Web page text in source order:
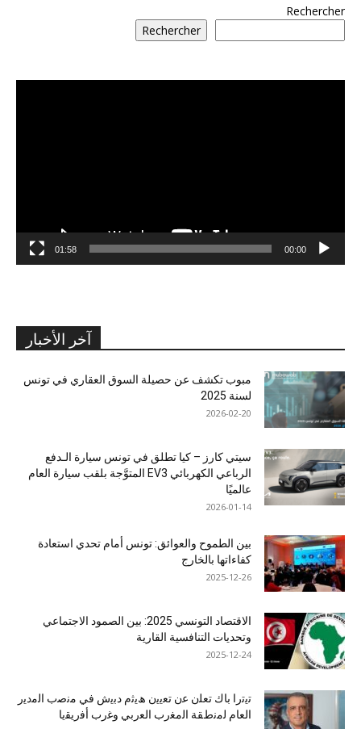
Rechercher
Rechercher
00:00
01:58
آخر الأخبار
مبوب تكشف عن حصيلة السوق العقاري في تونس
لسنة 2025
2026-02-20
سيتي كارز – كيا تطلق في تونس سيارة الـدفع
الرباعي الكهربائي EV3 المتوَّجة بلقب سيارة العام
عالميًا
2026-01-14
بين الطموح والعوائق: تونس أمام تحدي استعادة
كفاءاتها بالخارج
2025-12-26
الاقتصاد التونسي 2025: بين الصمود الاجتماعي
وتحديات التنافسية القارية
2025-12-24
ﺗﯾﺗرا ﺑﺎك ﺗﻌﻠن ﻋن ﺗﻌﯾﯾن ھﯾﺛم دﺑﯾش ﻓﻲ ﻣﻧﺻب اﻟﻣدﯾر
اﻟﻌﺎم ﻟﻣﻧطﻘﺔ اﻟﻣﻐرب اﻟﻌرﺑﻲ وﻏرب أﻓرﯾﻘﯾﺎ